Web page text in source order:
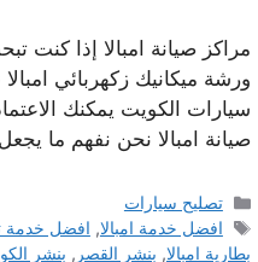
مراكز صيانة امبالا إذا
ورشة ميكانيك زكهربائي
سيارات الكويت يمكنك
صيانة امبالا نحن نفهم ما
التصنيفات
تصليح سيارات
الوسوم
افضل خدمة امبالا, افضل خدمة
بطارية امبالا, بنشر القصر , بنشر